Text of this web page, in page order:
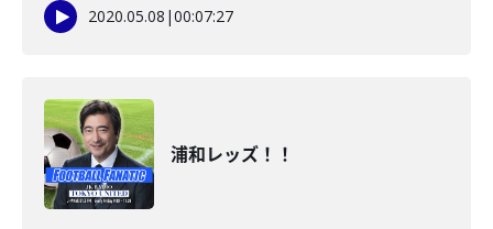
2020.05.08 |00:07:27
浦和レッズ！！